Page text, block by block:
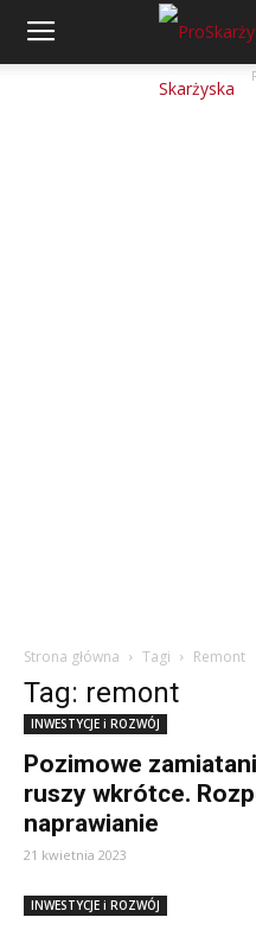
Strona główna Tagi Remont
Tag: remont
INWESTYCJE i ROZWÓJ
Pozimowe
ruszy wkrótce.
naprawianie
21 kwietnia 2023
INWESTYCJE i ROZWÓJ